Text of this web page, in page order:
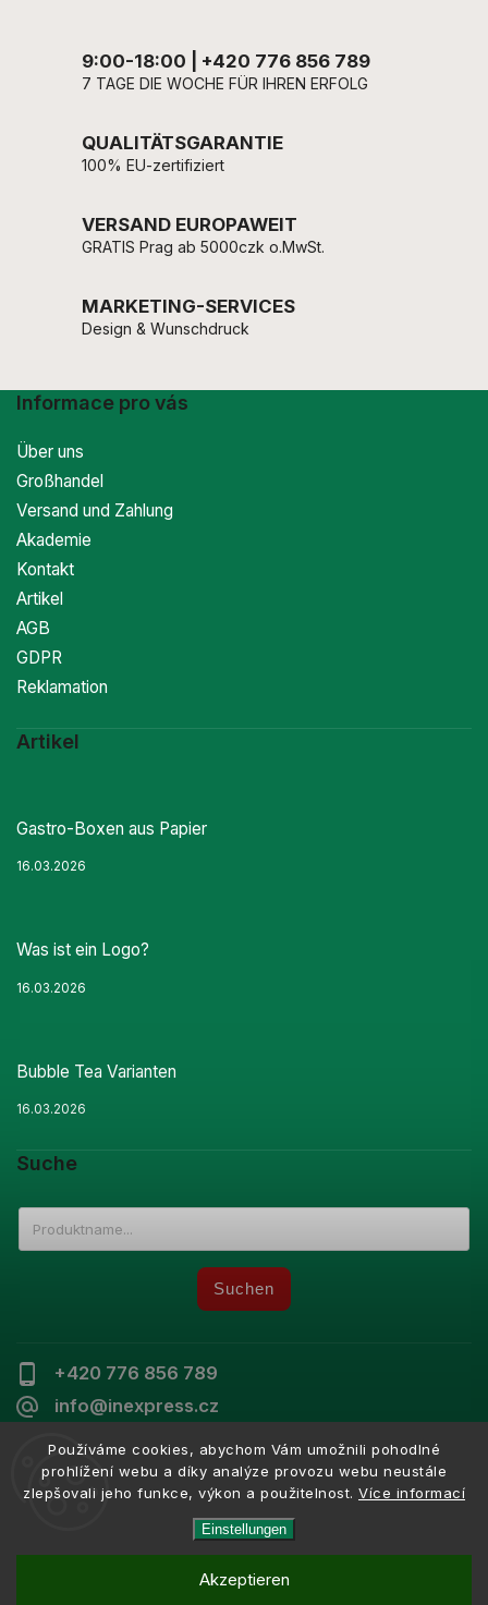
Používáme cookies, abychom Vám umožnili pohodlné
prohlížení webu a díky analýze provozu webu neustále
zlepšovali jeho funkce, výkon a použitelnost. Více informací
Einstellungen
Akzeptieren
9:00-18:00 | +420 776 856 789
7 TAGE DIE WOCHE FÜR IHREN ERFOLG
QUALITÄTSGARANTIE
100% EU-zertifiziert
VERSAND EUROPAWEIT
GRATIS Prag ab 5000czk o.MwSt.
MARKETING-SERVICES
Design & Wunschdruck
+420 776 856 789
info@inexpress.cz
Informace pro vás
Über uns
Großhandel
Versand und Zahlung
Akademie
Kontakt
Artikel
AGB
GDPR
Reklamation
Artikel
Gastro-Boxen aus Papier
16.03.2026
Was ist ein Logo?
16.03.2026
Bubble Tea Varianten
16.03.2026
Suche
Suchen
Copyright 2026 Inexpress. Alle Rechte vorbehalten.
VytvořilShoptet| Design